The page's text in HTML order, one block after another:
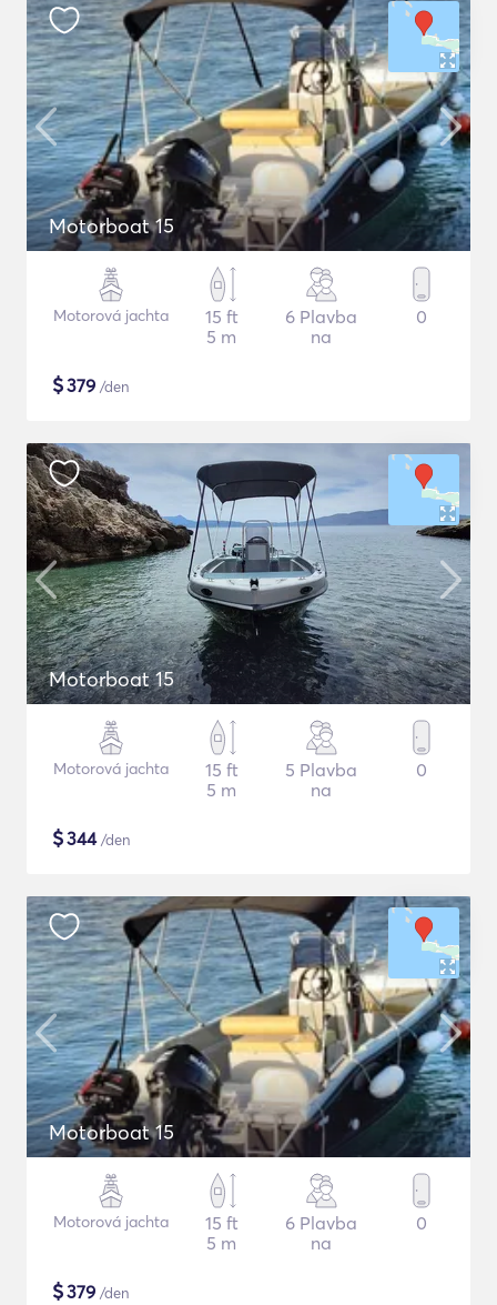
Motorboat 15
Motorová jachta
15 ft
5 m
6 Plavba
na
0
$379 /den
Motorboat 15
Motorová jachta
15 ft
5 m
5 Plavba
na
0
$344/den
Motorboat 15
Motorová jachta
15 ft
5 m
6 Plavba
na
0
$379 /den